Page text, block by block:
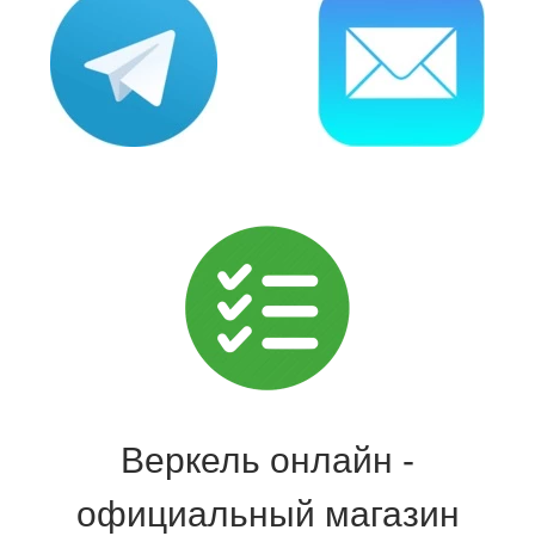
Веркель онлайн -
официальный магазин